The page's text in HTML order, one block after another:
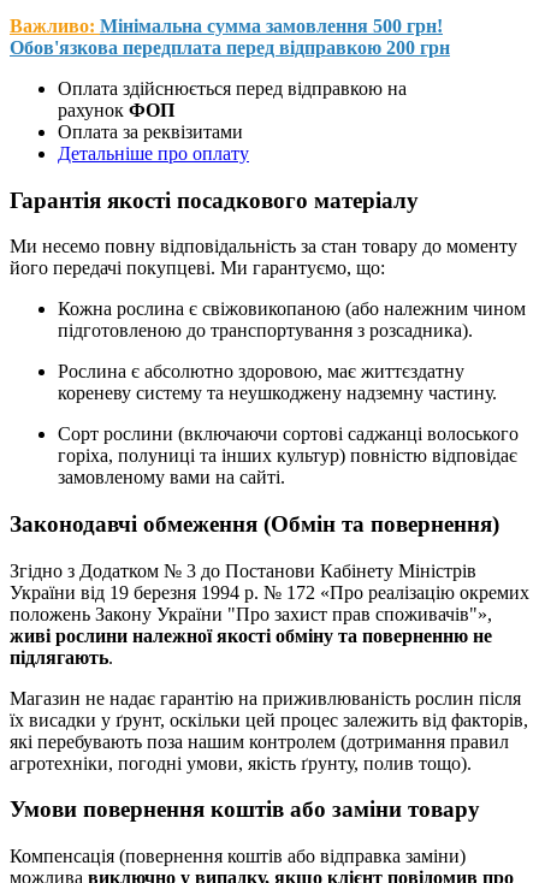
Важливо: Мінімальна сумма замовлення 500 грн!
Обов'язкова передплата перед відправкою 200 грн
Оплата здійснюється перед відправкою на
рахунок ФОП
Оплата за реквізитами
Детальніше про оплату
Гарантія якості посадкового матеріалу
Ми несемо повну відповідальність за стан товару до моменту
його передачі покупцеві. Ми гарантуємо, що:
Кожна рослина є свіжовикопаною (або належним чином
підготовленою до транспортування з розсадника).
Рослина є абсолютно здоровою, має життєздатну
кореневу систему та неушкоджену надземну частину.
Сорт рослини (включаючи сортові саджанці волоського
горіха, полуниці та інших культур) повністю відповідає
замовленому вами на сайті.
Законодавчі обмеження (Обмін та повернення)
Згідно з Додатком № 3 до Постанови Кабінету Міністрів
України від 19 березня 1994 р. № 172 «Про реалізацію окремих
положень Закону України "Про захист прав споживачів"»,
живі рослини належної якості обміну та поверненню не
підлягають.
Магазин не надає гарантію на приживлюваність рослин після
їх висадки у ґрунт, оскільки цей процес залежить від факторів,
які перебувають поза нашим контролем (дотримання правил
агротехніки, погодні умови, якість ґрунту, полив тощо).
Умови повернення коштів або заміни товару
Компенсація (повернення коштів або відправка заміни)
можлива виключно у випадку, якщо клієнт повідомив про